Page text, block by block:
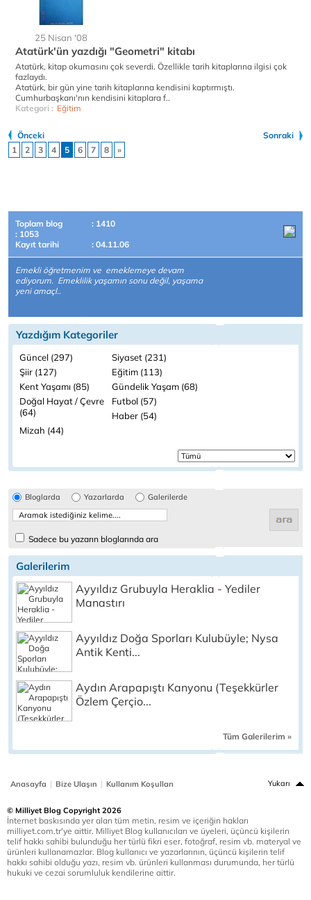
25 Nisan '08
Atatürk'ün yazdığı "Geometri" kitabı
Atatürk, kitap okumasını çok severdi. Özellikle tarih kitaplarına ilgisi çok
fazlaydı.
Atatürk, bir gün yine tarih kitaplarına kendisini kaptırmıştı.
Cumhurbaşkanı'nın kendisini kitaplara f..
Kategori : Eğitim
Önceki
Sonraki
1
2 3 4 5 6 7 8 »
Toplam blog
: 1410
: 1053
Kayıt tarihi
: 04.11.06
Emekli öğretmenim ve emeklemeye devam
ediyorum. Emeklilik yaşamın sonu değil, yaşama
yeni amaçl..
Yazdığım Kategoriler
Güncel (297)
Siyaset (231)
Şiir (127)
Eğitim (113)
Kent Yaşamı (85)
Gündelik Yaşam (68)
Doğal Hayat / Çevre
(64)
Futbol (57)
Haber (54)
Mizah (44)
Bloglarda Yazarlarda Galerilerde
Sadece bu yazarın bloglarında ara
Galerilerim
Ayyıldız Grubuyla Heraklia - Yediler
Manastırı
Ayyıldız Doğa Sporları Kulubüyle; Nysa
Antik Kenti...
Aydın Arapapıştı Kanyonu (Teşekkürler
Özlem Çerçio...
Tüm Galerilerim »
Anasayfa | Bize Ulaşın | Kullanım Koşulları Yukarı
© Milliyet Blog Copyright 2026
İnternet baskısında yer alan tüm metin, resim ve içeriğin hakları
milliyet.com.tr'ye aittir. Milliyet Blog kullanıcıları ve üyeleri, üçüncü kişilerin
telif hakkı sahibi bulunduğu her türlü fikri eser, fotoğraf, resim vb. materyal ve
ürünleri kullanamazlar. Blog kullanıcı ve yazarlarının, üçüncü kişilerin telif
hakkı sahibi olduğu yazı, resim vb. ürünleri kullanması durumunda, her türlü
hukuki ve cezai sorumluluk kendilerine aittir.